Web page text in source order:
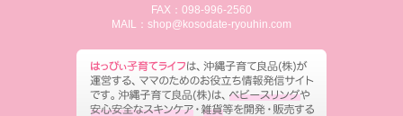
FAX：098-996-2560
MAIL： shop@kosodate-ryouhin.com